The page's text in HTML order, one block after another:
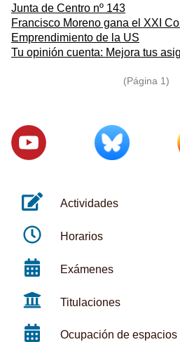
Junta de Centro nº 143
Francisco Moreno gana el XXI
Emprendimiento de la US
Tu opinión cuenta: Mejora tus
(Página 1)
Actividades
Horarios
Exámenes
Titulaciones
Ocupación de espacios